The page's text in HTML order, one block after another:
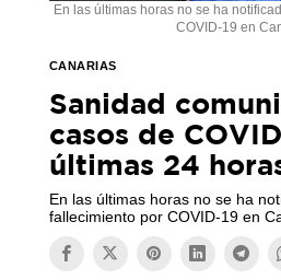
En las últimas horas no se ha
COVID-19 en
CANARIAS
Sanidad
casos de
últimas 24
En las últimas horas no se ha
fallecimiento por COVID-19 en